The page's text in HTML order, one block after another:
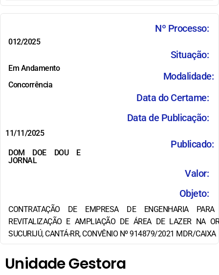
Nº Processo:
012/2025
Situação:
Em Andamento
Modalidade:
Concorrência
Data do Certame:
Data de Publicação:
11/11/2025
Publicado:
DOM DOE DOU E
JORNAL
Valor:
Objeto:
CONTRATAÇÃO DE EMPRESA DE ENGENHARIA
REVITALIZAÇÃO E AMPLIAÇÃO DE ÁREA DE LAZER NA
SUCURIJÚ, CANTÁ-RR, CONVÊNIO Nº 914879/2021 MDR/CAIXA
Unidade Gestora